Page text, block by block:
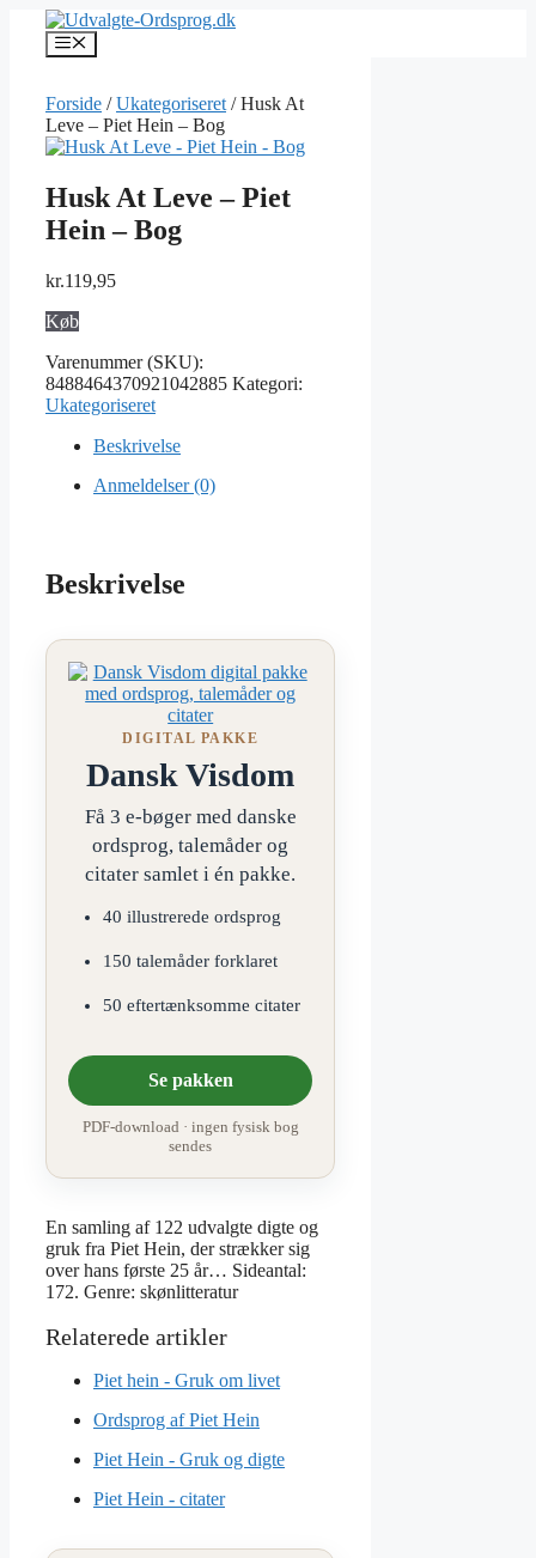
indhold
Menu
Forside /Ukategoriseret / Husk At
Leve – Piet Hein – Bog
Husk At Leve – Piet
Hein – Bog
kr.119,95
Køb
Varenummer (SKU):
8488464370921042885 Kategori:
Ukategoriseret
Beskrivelse
Anmeldelser (0)
Beskrivelse
DIGITAL PAKKE
Dansk Visdom
Få 3 e-bøger med danske
ordsprog, talemåder og
citater samlet i én pakke.
40 illustrerede ordsprog
150 talemåder forklaret
50 eftertænksomme citater
Se pakken
PDF-download · ingen fysisk bog
sendes
En samling af 122 udvalgte digte og
gruk fra Piet Hein, der strækker sig
over hans første 25 år… Sideantal:
172. Genre: skønlitteratur
Piet hein - Gruk om livet
Ordsprog af Piet Hein
Piet Hein - Gruk og digte
Piet Hein - citater